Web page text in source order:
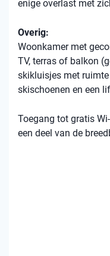
enige overlast met
Overig:
Woonkamer met
TV, terras of balkon
skikluisjes met
skischoenen en een
Toegang tot gratis
een deel van de